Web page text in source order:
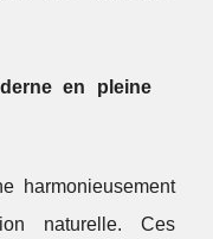
en pleine
harmonieusement
naturelle. Ces